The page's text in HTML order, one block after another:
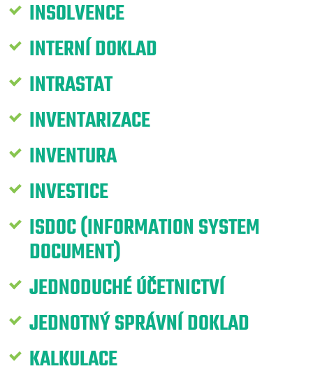
INSOLVENCE
INTERNÍ DOKLAD
INTRASTAT
INVENTARIZACE
INVENTURA
INVESTICE
ISDOC (INFORMATION SYSTEM
DOCUMENT)
JEDNODUCHÉ ÚČETNICTVÍ
JEDNOTNÝ SPRÁVNÍ DOKLAD
KALKULACE